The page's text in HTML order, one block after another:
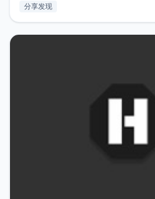
用，让管理更高效。ZMark官网地址：
分享发现